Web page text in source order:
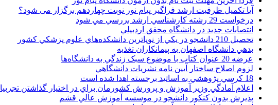
آیا تکمیل ظرفیت ارشد فراگیر پیام نور نوبت چهاردهم برگزار می شود؟
درخواست 29 رشته کارشناسي ارشد بررسي مي شود
انتصابات جديد در دانشگاه محقق اردبيلي
تحصيل 210 دانشجو در يکي از نوپاترين دانشکده‌هاي علوم پزشکي کشور
بدهي دانشگاه اصفهان به پيمانکاران تغذيه
عرضه 20 عنوان کتاب با موضوع سبک زندگي به دانشگاه‌ها
لزوم اصلاح ساختار آيين نامه نشريات دانشگاهي
18 کرسي پژوهشي به اساتيد برجسته اهدا شده است
اعلام آمادگي وزير آموزش و پرورش کشورمان براي در اختيار گذاشتن
پذيرش بدون کنکور دانشجو در موسسه آموزش عالي قشم